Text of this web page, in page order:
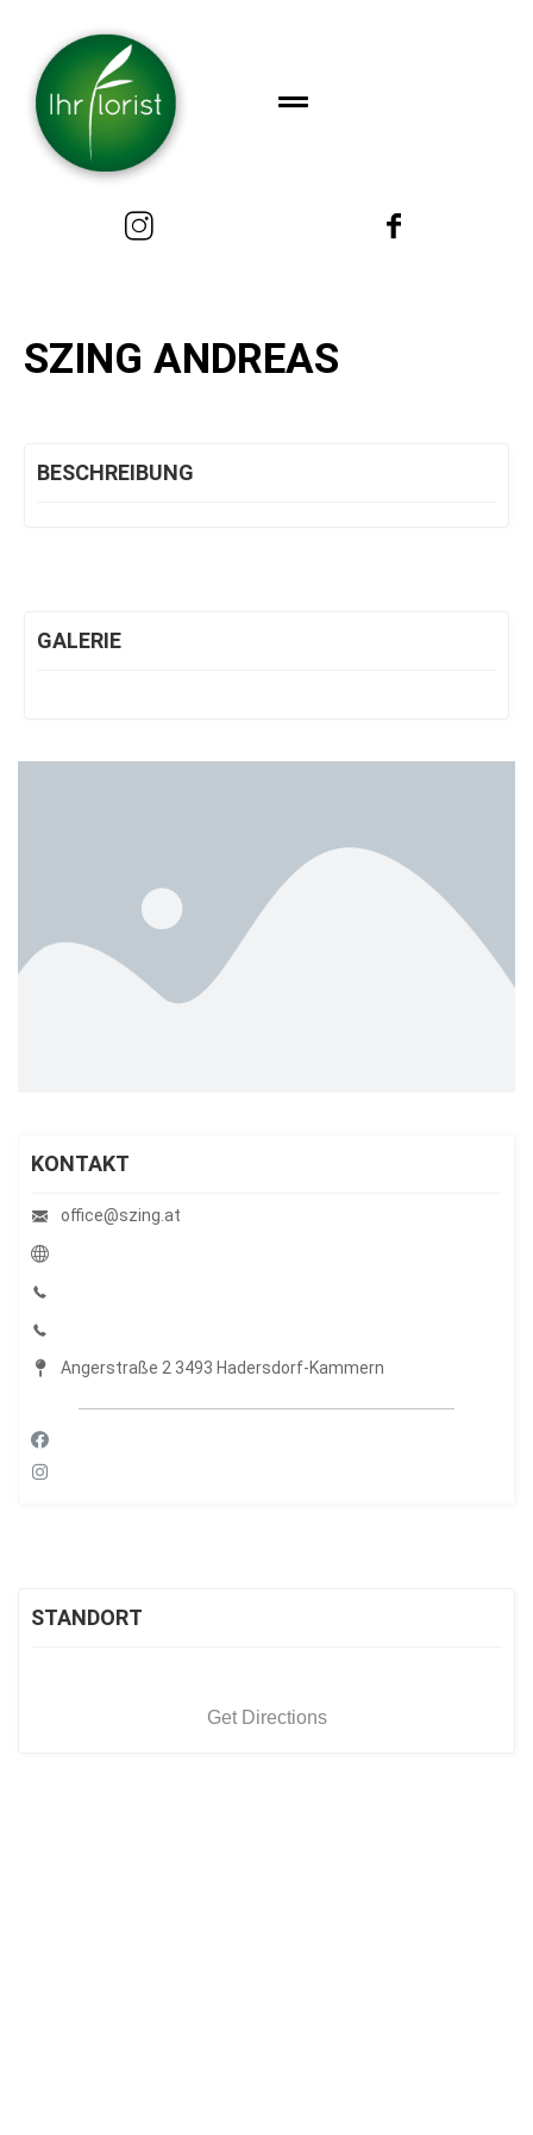
SZING ANDREAS
BESCHREIBUNG
GALERIE
KONTAKT
office@szing.at
Angerstraße 2 3493 Hadersdorf-Kammern
STANDORT
Get Directions